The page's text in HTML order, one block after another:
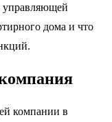
управляющей
дома и что